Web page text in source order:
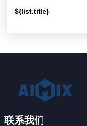
${list.title}
联系我们